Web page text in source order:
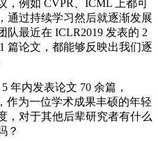
例如 CVPR、ICML 上都可
通过持续学习然后就逐渐发展
队最近在 ICLR2019 发表的 2
篇论文，都能够反映出我们逐
内发表论文 70 余篇，
作为一位学术成果丰硕的年轻
，对于其他后辈研究者有什么
？